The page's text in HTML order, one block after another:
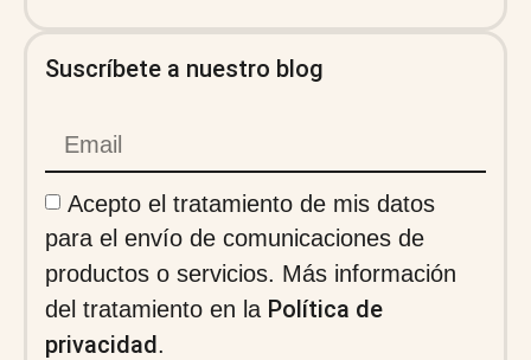
Suscríbete a nuestro blog
Acepto el tratamiento de mis datos
para el envío de comunicaciones de
productos o servicios. Más información
del tratamiento en la Política de
privacidad.